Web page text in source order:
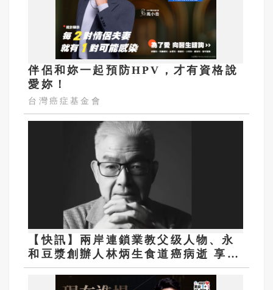
伴侶和妳一起預防HPV，才有資格說
愛妳！
台灣癌症基金會
【快訊】兩岸連鎖業教父级人物、永
和豆漿創辦人林炳生食道癌病逝 享年
70歲